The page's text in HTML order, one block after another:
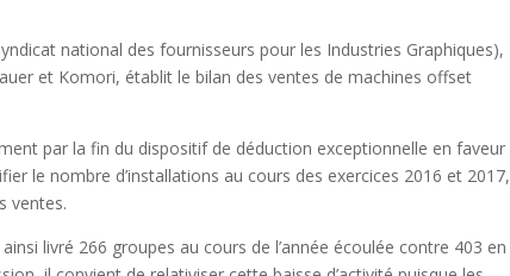
national des fournisseurs pour les Industries Graphiques),
et Komori, établit le bilan des ventes de machines offset
par la fin du dispositif de déduction exceptionnelle en faveur
le nombre d’installations au cours des exercices 2016 et 2017,
ventes.
livré 266 groupes au cours de l’année écoulée contre 403 en